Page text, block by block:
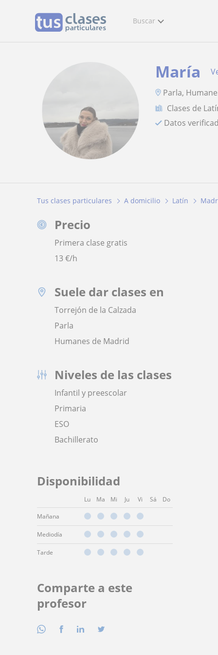
Buscar
María
Parla,
Clases de
Datos
Tus clases particulares A domicilio Latín
Precio
Primera clase gratis
13 €/h
Suele dar clases en
Torrejón de la Calzada
Parla
Humanes de Madrid
Niveles de las clases
Infantil y preescolar
Primaria
ESO
Bachillerato
Disponibilidad
Lu Ma Mi Ju Vi Sá Do
Mañana
Mediodía
Tarde
Comparte a este
profesor